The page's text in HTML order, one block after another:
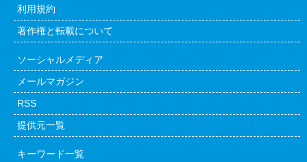
利用規約
著作権と転載について
ソーシャルメディア
メールマガジン
RSS
提供元一覧
キーワード一覧